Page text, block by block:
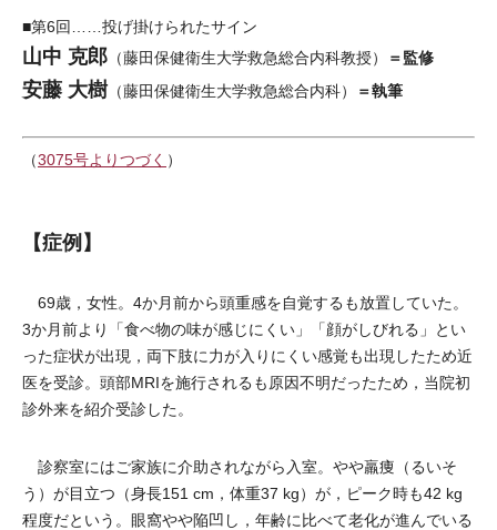
■第6回……投げ掛けられたサイン
山中 克郎 （藤田保健衛生大学救急総合内科教授） ＝監修
安藤 大樹（藤田保健衛生大学救急総合内科） ＝執筆
（3075号よりつづく ）
【症例】
69歳，女性。4か月前から頭重感を自覚するも放置していた。
3か月前より「食べ物の味が感じにくい」「顔がしびれる」とい
った症状が出現，両下肢に力が入りにくい感覚も出現したため近
医を受診。頭部MRIを施行されるも原因不明だったため，当院初
診外来を紹介受診した。
診察室にはご家族に介助されながら入室。やや羸痩（るいそ
う）が目立つ（身長151 cm，体重37 kg）が，ピーク時も42 kg
程度だという。眼窩やや陥凹し，年齢に比べて老化が進んでいる